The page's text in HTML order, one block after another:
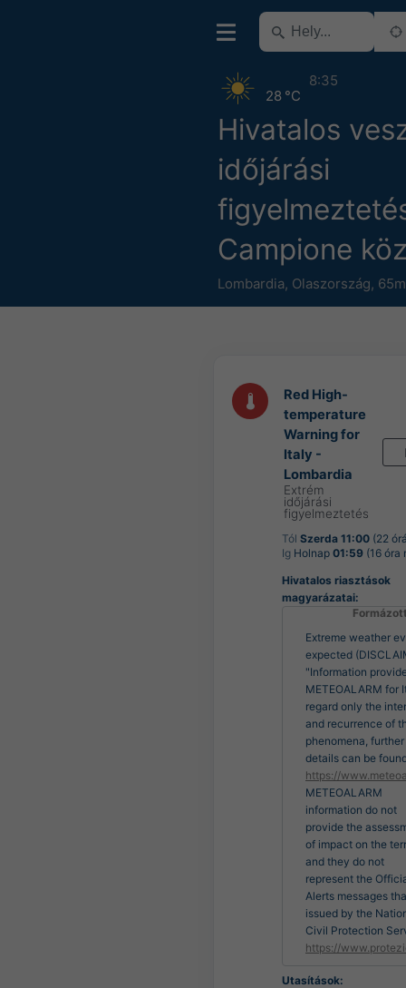
Hivatalos
időjárási
Campione
Lombardia, Olaszország,
28 °C
8:35
Red High-
temperature
Warning for
Italy -
Lombardia
Extrém
időjárási
figyelmeztetés
Tól Szerda 11:00 (22
Ig Holnap 01:59 (16 óra
Hivatalos riasztások
magyarázatai:
Extreme weather
expected
"Information
METEOALARM for
regard only the
and recurrence of
phenomena, further
details can be
https://
METEOALARM
information do not
provide the
of impact on the
and they do not
represent the
Alerts messages
issued by the
Civil Protection
https://
Utasítások: